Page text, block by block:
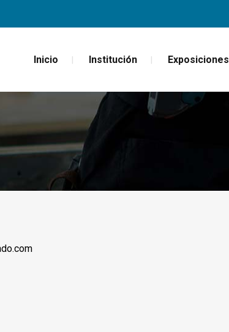
Inicio Institución Exposiciones